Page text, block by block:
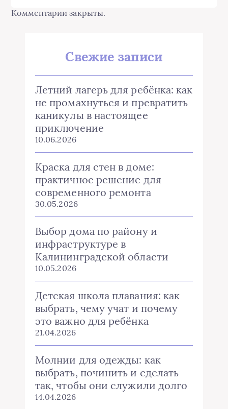
Комментарии закрыты.
Свежие записи
Летний лагерь для ребёнка: как
не промахнуться и превратить
каникулы в настоящее
приключение
10.06.2026
Краска для стен в доме:
практичное решение для
современного ремонта
30.05.2026
Выбор дома по району и
инфраструктуре в
Калининградской области
10.05.2026
Детская школа плавания: как
выбрать, чему учат и почему
это важно для ребёнка
21.04.2026
Молнии для одежды: как
выбрать, починить и сделать
так, чтобы они служили долго
14.04.2026